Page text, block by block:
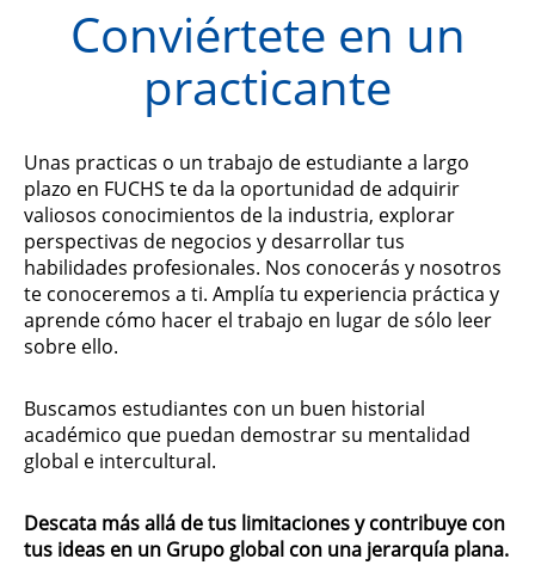
Conviértete en un
practicante
Unas practicas o un trabajo de estudiante a largo
plazo en FUCHS te da la oportunidad de adquirir
valiosos conocimientos de la industria, explorar
perspectivas de negocios y desarrollar tus
habilidades profesionales. Nos conocerás y nosotros
te conoceremos a ti. Amplía tu experiencia práctica y
aprende cómo hacer el trabajo en lugar de sólo leer
sobre ello.
Buscamos estudiantes con un buen historial
académico que puedan demostrar su mentalidad
global e intercultural.
Descata más allá de tus limitaciones y contribuye con
tus ideas en un Grupo global con una jerarquía plana.